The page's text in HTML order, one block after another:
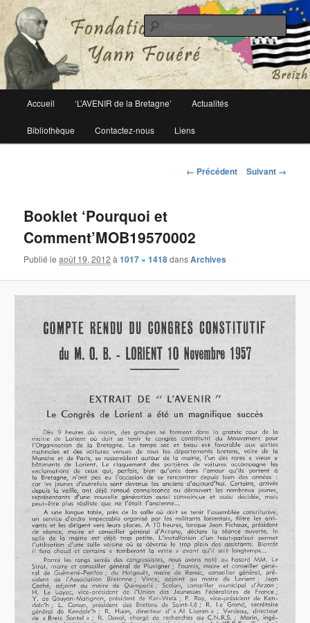
Fondation Yann Fouéré
Le site officiel de la fondation Yann Fouéré
principal
Aller
au
Accueil ‘L’AVENIR de la Bretagne’ Actualités
Bibliothèque Contactez-nous Liens
Navigation
← Précédent Suivant →
Booklet ‘Pourquoi et
Comment’MOB19570002
Publié leaoût 19, 2012 à1017 × 1418dansArchives